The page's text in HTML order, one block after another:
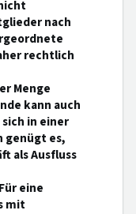
nach
rechtlich
Menge
kann auch
in einer
genügt es,
als Ausfluss
eine
mit